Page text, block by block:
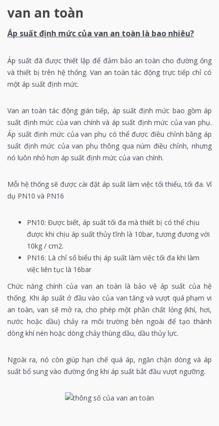
van an toàn
Áp suất định mức của van an toàn là bao nhiêu?
Áp suất đã được thiết lập để đảm bảo an toàn cho đường ống
và thiết bị trên hệ thống. Van an toàn tác động trực tiếp chỉ có
một áp suất định mức.
Van an toàn tác động gián tiếp, áp suất định mức bao gồm áp
suất định mức của van chính và áp suất định mức của van phụ.
Áp suất định mức của van phụ có thể được điều chỉnh bằng áp
suất định mức của van phụ thông qua núm điều chỉnh, nhưng
nó luôn nhỏ hơn áp suất định mức của van chính.
Mỗi hệ thống sẽ được cài đặt áp suất làm việc tối thiểu, tối đa. Ví
dụ PN10 và PN16
PN10: Được biết, áp suất tối đa mà thiết bị có thể chịu
được khi chịu áp suất thủy tĩnh là 10bar, tương đương với
10kg / cm2.
PN16: Là chỉ số biểu thị áp suất làm việc tối đa khi làm
việc liên tục là 16bar
Chức năng chính của van an toàn là bảo vệ áp suất của hệ
thống. Khi áp suất ở đầu vào của van tăng và vượt quá phạm vi
an toàn, van sẽ mở ra, cho phép một phần chất lỏng (khí, hơi,
nước hoặc dầu) chảy ra môi trường bên ngoài để tạo thành
dòng khí nén hoặc dòng chảy thùng dầu, dầu thủy lực.
Ngoài ra, nó còn giúp hạn chế quá áp, ngăn chặn dòng và áp
suất bổ sung vào đường ống khi áp suất bắt đầu vượt ngưỡng.